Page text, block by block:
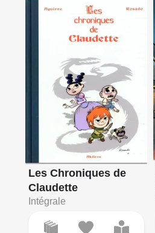
Les Chroniques de
Claudette
Intégrale